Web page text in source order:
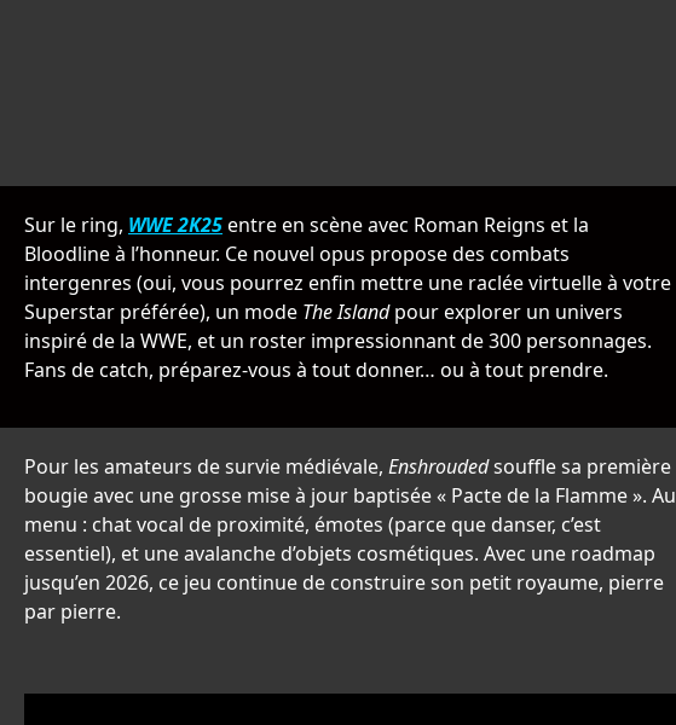
Sur le ring, WWE 2K25entre en scène avec Roman Reigns et la
Bloodline à l’honneur. Ce nouvel opus propose des combats
intergenres (oui, vous pourrez enfin mettre une raclée virtuelle à votre
Superstar préférée), un mode The Islandpour explorer un univers
inspiré de la WWE, et un roster impressionnant de 300 personnages.
Fans de catch, préparez-vous à tout donner… ou à tout prendre.
Pour les amateurs de survie médiévale, Enshroudedsouffle sa première
bougie avec une grosse mise à jour baptisée « Pacte de la Flamme ». Au
menu : chat vocal de proximité, émotes (parce que danser, c’est
essentiel), et une avalanche d’objets cosmétiques. Avec une roadmap
jusqu’en 2026, ce jeu continue de construire son petit royaume, pierre
par pierre.